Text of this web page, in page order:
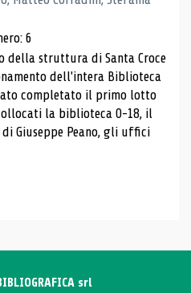
6
della struttura di Santa Croce
dell'intera Biblioteca
completato il primo lotto
la biblioteca 0-18, il
Giuseppe Peano, gli uffici
srl